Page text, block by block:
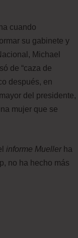
cuando
su gabinete y
Michael
de “caza de
después, en
del presidente,
mujer que se
informe Muellerha
no ha hecho más